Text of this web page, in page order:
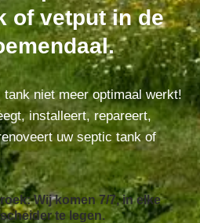
of vetput in de
niet meer optimaal werkt!
installeert, repareert,
uw septic tank of
Wij komen 7/7, in elke
te legen.